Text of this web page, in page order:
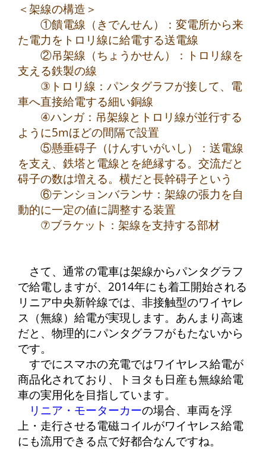
＜架線の構造＞
①饋電線（きでんせん）：変電所から来
た電力をトロリ線に給電する送電線
②吊架線（ちょうかせん）：トロリ線を
支える鉄製の線
③トロリ線：パンタグラフが接して、電
車へ直接給電する細い銅線
④ハンガ：吊架線とトロリ線が並行する
ように5mほどの間隔で設置
⑤懸垂碍子（けんすいがいし）：送電線
を支え、鉄塔と電線とを絶縁する。交流だと
碍子の数は増える。横だと長幹碍子という
⑥テンションバランサ：架線の張力を自
動的に一定の値に調整する装置
⑦ブラケット：架線を支持する部材
さて、通常の電車は架線からパンタグラフ
で給電しますが、2014年にも着工開始される
リニア中央新幹線では、非接触型のワイヤレ
ス（無線）給電が実現します。あんまり高速
だと、物理的にパンタグラフがもたないから
です。
すでにスマホの充電ではワイヤレス給電が
商品化されており、トヨタも日産も無線給電
車の実用化を目指しています。
リニア・モーターカーの場合、車両を浮
上・走行させる電磁コイルがワイヤレス給電
にも流用できる点で好都合なんですね。